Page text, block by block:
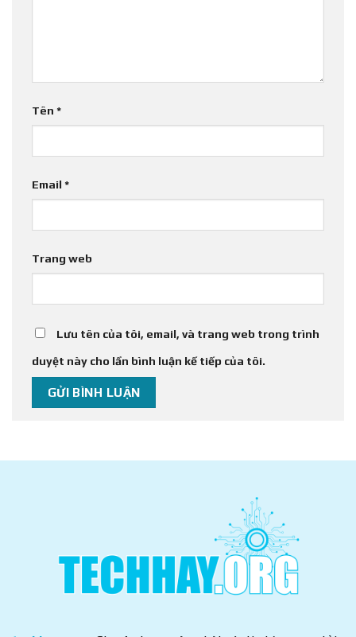
Tên *
Email *
Trang web
Lưu tên của tôi, email, và trang web trong trình
duyệt này cho lần bình luận kế tiếp của tôi.